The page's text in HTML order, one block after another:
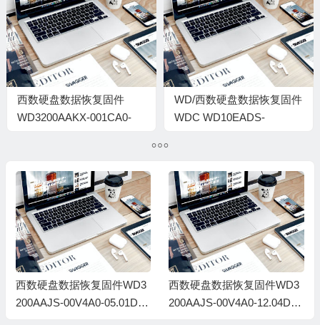
00050006-1944
西数硬盘数据恢复固件
WD3200AAKX-001CA0-
0003000C
WD/西数硬盘数据恢复固件
WDC WD10EADS-
007700DP-1980
西数硬盘数据恢复固件WD3
200AAJS-00V4A0-05.01D05
西数硬盘数据恢复固件WD3
200AAJS-00V4A0-12.04D.1-